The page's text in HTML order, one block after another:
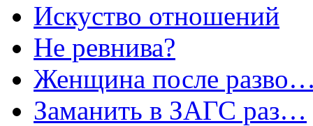
Искуство отношений
Не ревнива?
Женщина после
Заманить в ЗАГС раз…